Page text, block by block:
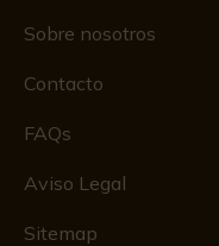
Sobre nosotros
Contacto
FAQs
Aviso Legal
Sitemap